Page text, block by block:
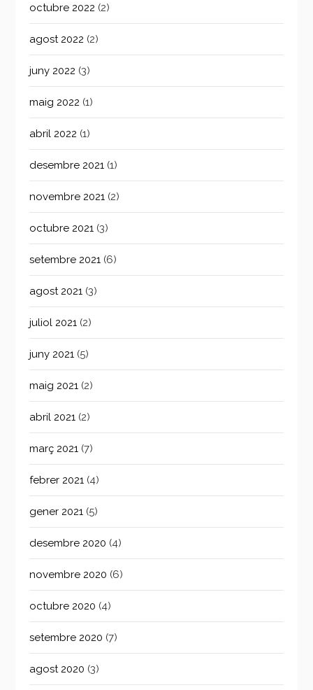
octubre 2022 (2)
agost 2022 (2)
juny 2022 (3)
maig 2022 (1)
abril 2022 (1)
desembre 2021 (1)
novembre 2021 (2)
octubre 2021 (3)
setembre 2021 (6)
agost 2021 (3)
juliol 2021 (2)
juny 2021 (5)
maig 2021 (2)
abril 2021 (2)
març 2021 (7)
febrer 2021 (4)
gener 2021 (5)
desembre 2020 (4)
novembre 2020 (6)
octubre 2020 (4)
setembre 2020 (7)
agost 2020 (3)